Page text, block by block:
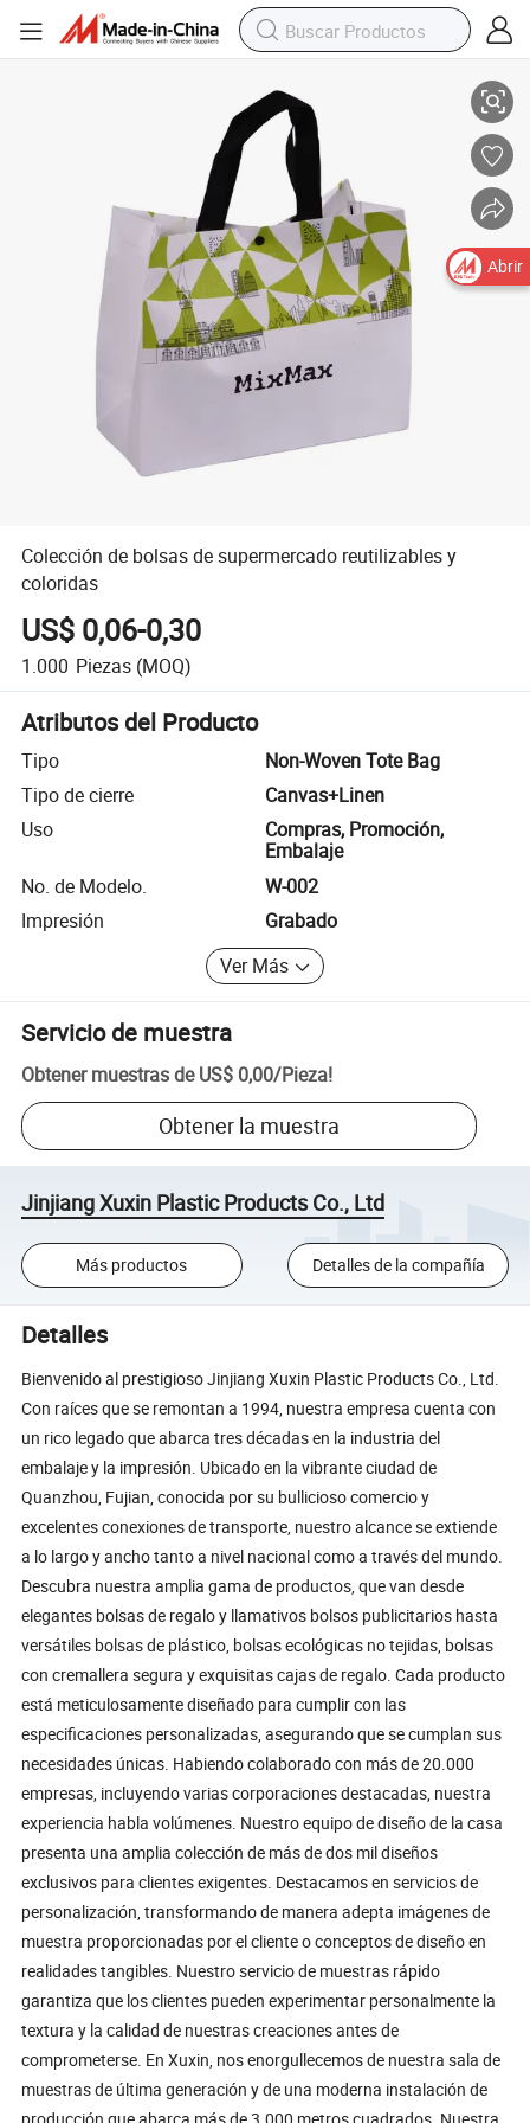
Colección de bolsas de supermercado reutilizables y
coloridas
US$ 0,06-0,30
1.000 Piezas (MOQ)
Atributos del Producto
Tipo
Non-Woven Tote Bag
Tipo de cierre
Canvas+Linen
Uso
Compras, Promoción,
Embalaje
No. de Modelo.
W-002
Impresión
Grabado
Ver Más
Servicio de muestra
Obtener muestras de US$ 0,00/Pieza!
Obtener la muestra
Jinjiang Xuxin Plastic Products Co., Ltd
Más productos Detalles de la compañía
Detalles
Bienvenido al prestigioso Jinjiang Xuxin Plastic Products Co., Ltd.
Con raíces que se remontan a 1994, nuestra empresa cuenta con
un rico legado que abarca tres décadas en la industria del
embalaje y la impresión. Ubicado en la vibrante ciudad de
Quanzhou, Fujian, conocida por su bullicioso comercio y
excelentes conexiones de transporte, nuestro alcance se extiende
a lo largo y ancho tanto a nivel nacional como a través del mundo.
Descubra nuestra amplia gama de productos, que van desde
elegantes bolsas de regalo y llamativos bolsos publicitarios hasta
versátiles bolsas de plástico, bolsas ecológicas no tejidas, bolsas
con cremallera segura y exquisitas cajas de regalo. Cada producto
está meticulosamente diseñado para cumplir con las
especificaciones personalizadas, asegurando que se cumplan sus
necesidades únicas. Habiendo colaborado con más de 20.000
empresas, incluyendo varias corporaciones destacadas, nuestra
experiencia habla volúmenes. Nuestro equipo de diseño de la casa
presenta una amplia colección de más de dos mil diseños
exclusivos para clientes exigentes. Destacamos en servicios de
personalización, transformando de manera adepta imágenes de
muestra proporcionadas por el cliente o conceptos de diseño en
realidades tangibles. Nuestro servicio de muestras rápido
garantiza que los clientes pueden experimentar personalmente la
textura y la calidad de nuestras creaciones antes de
comprometerse. En Xuxin, nos enorgullecemos de nuestra sala de
muestras de última generación y de una moderna instalación de
producción que abarca más de 3.000 metros cuadrados. Nuestra
Abrir